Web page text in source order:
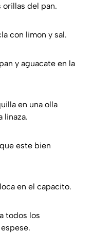
orillas del pan.
con limon y sal.
y aguacate en la
en una olla
linaza.
este bien
en el capacito.
todos los